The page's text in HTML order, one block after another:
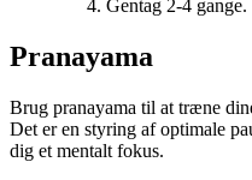
Gentag 2-4 gange.
Pranayama
Brug pranayama til at træne
Det er en styring af optimale
dig et mentalt fokus.